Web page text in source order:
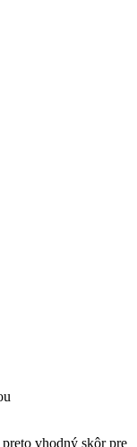
vhodný skôr pre